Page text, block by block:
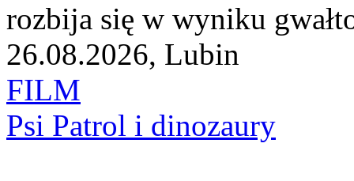
rozbija się w wyniku
26.08.2026, Lubin
FILM
Psi Patrol i dinozaury